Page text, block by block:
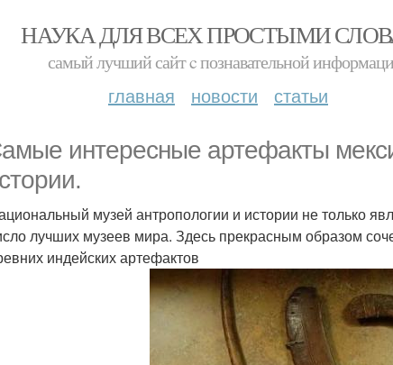
НАУКА ДЛЯ ВСЕХ ПРОСТЫМИ
самый лучший сайт c познавательной
главная новости статьи
интересные артефакты
музей антропологии и истории не только
лучших музеев мира. Здесь прекрасным образом
индейских артефактов